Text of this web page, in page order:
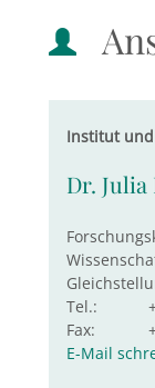
Institut
Dr. Julia
Tel.:
Fax:
E-Mail